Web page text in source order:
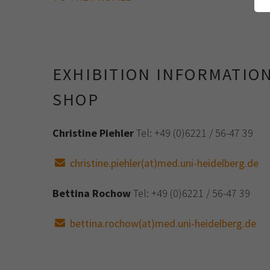
EXHIBITION
SHOP
Christine PiehlerTel: +49 (0)6221 / 56-47 39
christine.piehler(at)med.uni-heidelberg.de
Bettina RochowTel: +49 (0)6221 / 56-47 39
bettina.rochow(at)med.uni-heidelberg.de